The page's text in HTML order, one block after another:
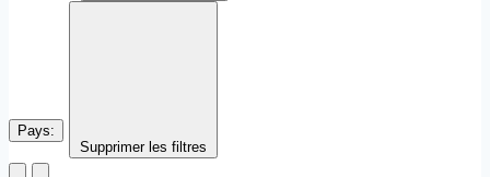
Pays:
Supprimer les filtres